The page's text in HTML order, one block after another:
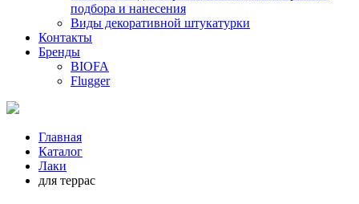
подбора и нанесения
Виды декоративной штукатурки
Контакты
Бренды
BIOFA
Flugger
Главная
Каталог
Лаки
для террас